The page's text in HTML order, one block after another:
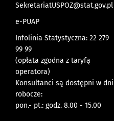
SekretariatUSPOZ@stat.gov.pl
e-PUAP
Infolinia Statystyczna: 22 279
99 99
(opłata zgodna z taryfą
operatora)
Konsultanci są dostępni w dni
robocze:
pon.- pt.: godz. 8.00 - 15.00